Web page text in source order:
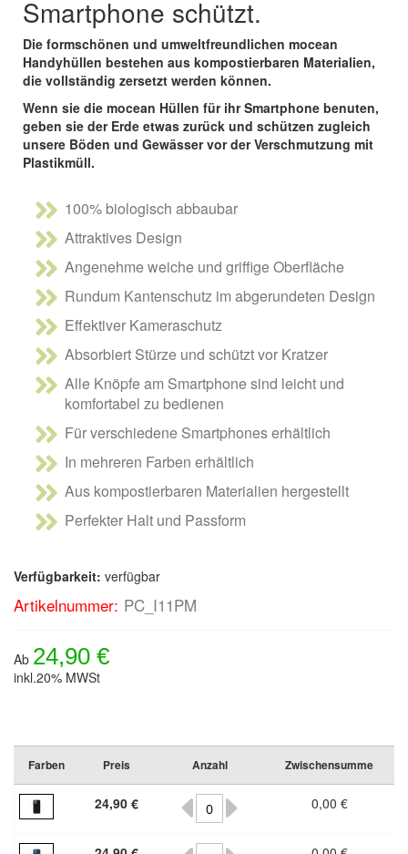
Smartphone schützt.
Die formschönen und umweltfreundlichen mocean
Handyhüllen bestehen aus kompostierbaren Materialien,
die vollständig zersetzt werden können.
Wenn sie die mocean Hüllen für ihr Smartphone benuten,
geben sie der Erde etwas zurück und schützen zugleich
unsere Böden und Gewässer vor der Verschmutzung mit
Plastikmüll.
100% biologisch abbaubar
Attraktives Design
Angenehme weiche und griffige Oberfläche
Rundum Kantenschutz im abgerundeten Design
Effektiver Kameraschutz
Absorbiert Stürze und schützt vor Kratzer
Alle Knöpfe am Smartphone sind leicht und
komfortabel zu bedienen
Für verschiedene Smartphones erhältlich
In mehreren Farben erhältlich
Aus kompostierbaren Materialien hergestellt
Perfekter Halt und Passform
Verfügbarkeit: verfügbar
Artikelnummer: PC_I11PM
Ab 24,90 €
inkl.20% MWSt
Farben Preis Anzahl Zwischensumme
24,90 € 0,00 €